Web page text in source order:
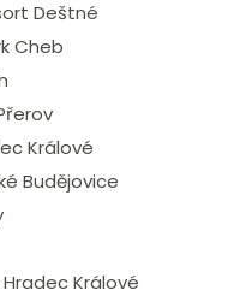
Deštné
Cheb
Králové
Budějovice
Králové